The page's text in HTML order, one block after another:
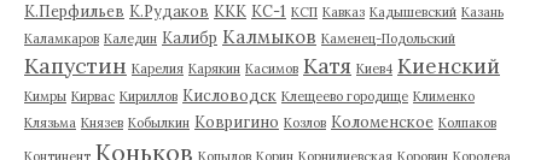
К.Перфильев К.Рудаков ККК КС-1 КСП Кавказ Кадышевский Казань
Каламкаров Каледин Калибр Калмыков Каменец-Подольский
Капустин Карелия Карякин Касимов Катя Киев4 Киенский
Кимры Кирвас Кириллов Кисловодск Клещеево городище Клименко
Клязьма Князев Кобылкин Ковригино Козлов Коломенское Колпаков
Континент Коньков Копылов Корин Корнилиевская Коровин Королева